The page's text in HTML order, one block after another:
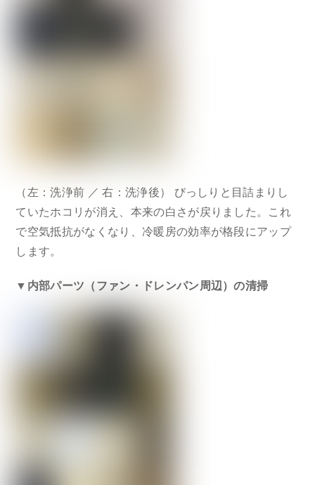
（左：洗浄前 ／ 右：洗浄後） びっしりと目詰まりし
ていたホコリが消え、本来の白さが戻りました。これ
で空気抵抗がなくなり、冷暖房の効率が格段にアップ
します。
▼内部パーツ（ファン・ドレンパン周辺）の清掃